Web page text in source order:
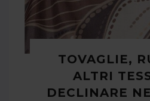
TOVAGLIE,
ALTRI
DECLINARE